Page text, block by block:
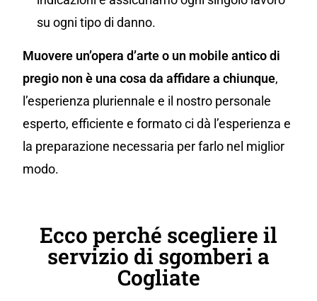
su ogni tipo di danno.
Muovere un’opera d’arte o un mobile antico di
pregio non è una cosa da affidare a chiunque,
l’esperienza pluriennale e il nostro personale
esperto, efficiente e formato ci dà l’esperienza e
la preparazione necessaria per farlo nel miglior
modo.
Ecco perché scegliere il
servizio di sgomberi a
Cogliate